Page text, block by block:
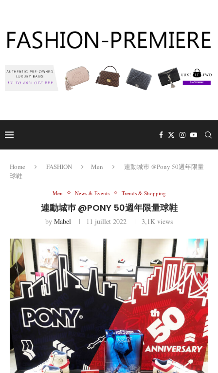
Home FASHION Men
連動城巿 @Pony 50週年限量
球鞋
Men News & Events Trends & Shopping
連動城巿 @PONY 50週年限量球鞋
by Mabel 11 juillet 2022 3,1K views